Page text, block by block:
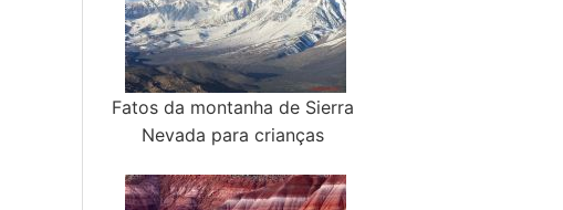
Fatos da montanha de Sierra
Nevada para crianças